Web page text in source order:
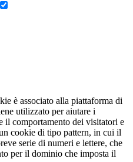
è associato alla piattaforma di
utilizzato per aiutare i
il comportamento dei visitatori e
cookie di tipo pattern, in cui il
serie di numeri e lettere, che
per il dominio che imposta il